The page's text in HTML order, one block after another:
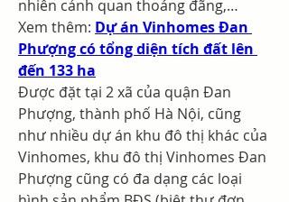
nhiên cảnh quan thoáng đãng,…
Xem thêm: Dự án Vinhomes Đan
Phượng có tổng diện tích đất lên
đến 133 ha
Được đặt tại 2 xã của quận Đan
Phượng, thành phố Hà Nội, cũng
như nhiều dự án khu đô thị khác của
Vinhomes, khu đô thị Vinhomes Đan
Phượng cũng có đa dạng các loại